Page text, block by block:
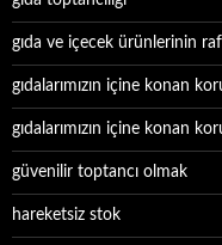
gıda ve içecek ürünlerinin
gıdalarımızın içine konan
gıdalarımızın içine konan
güvenilir toptancı olmak
hareketsiz stok